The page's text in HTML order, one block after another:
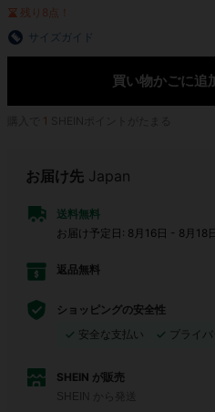
残り8点！
サイズガイド
買い物かごに追
1
お届け先 Japan
送料無料
お届け予定日: 8月16日 - 8月18
返品無料
ショッピングの安全性
安全な支払い
プライ
SHEIN が販売
SHEIN から発送